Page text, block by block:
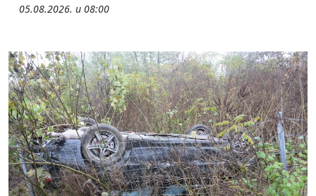
05.08.2026. u 08:00